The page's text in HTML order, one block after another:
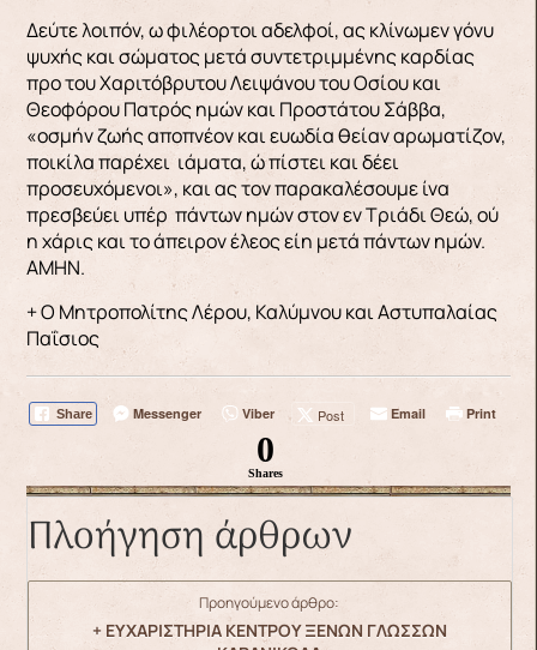
Δεύτε λοιπόν, ω φιλέορτοι αδελφοί, ας κλίνωμεν γόνυ
ψυχής και σώματος μετά συντετριμμένης καρδίας
προ του Χαριτόβρυτου Λειψάνου του Οσίου και
Θεοφόρου Πατρός ημών και Προστάτου Σάββα,
«οσμήν ζωής αποπνέον και ευωδία θείαν αρωματίζον,
ποικίλα παρέχει ιάματα, ώ πίστει και δέει
προσευχόμενοι», και ας τον παρακαλέσουμε ίνα
πρεσβεύει υπέρ πάντων ημών στον εν Τριάδι Θεώ, ού
η χάρις και το άπειρον έλεος είη μετά πάντων ημών.
ΑΜΗΝ.
+ Ο Μητροπολίτης Λέρου, Καλύμνου και Αστυπαλαίας
Παΐσιος
Share Messenger Viber Post Email Print
0
Shares
Πλοήγηση άρθρων
Προηγούμενο άρθρο:
+ ΕΥΧΑΡΙΣΤΗΡΙΑ ΚΕΝΤΡΟΥ ΞΕΝΩΝ ΓΛΩΣΣΩΝ